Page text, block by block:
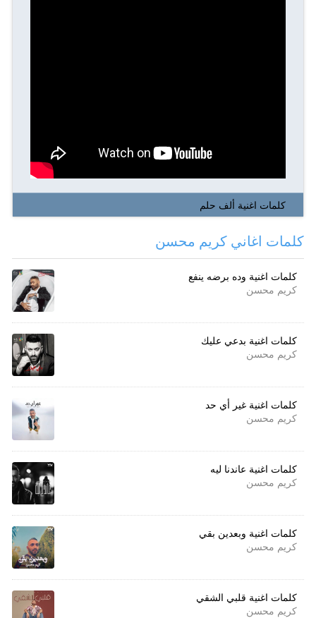
كلمات اغنية ألف حلم
كلمات اغاني كريم محسن
كلمات اغنية وده برضه ينفع
كريم محسن
كلمات اغنية بدعي عليك
كريم محسن
كلمات اغنية غير أي حد
كريم محسن
كلمات اغنية عاندنا ليه
كريم محسن
كلمات اغنية وبعدين بقي
كريم محسن
كلمات اغنية قلبي الشقي
كريم محسن